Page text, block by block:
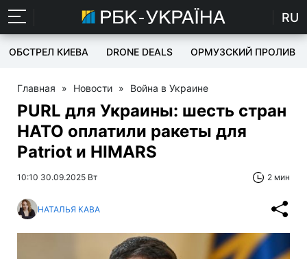
RU
ОБСТРЕЛ КИЕВА DRONE DEALS ОРМУЗСКИЙ ПРОЛИВ
Главная » Новости » Война в Украине
PURL для Украины: шесть стран
НАТО оплатили ракеты для
Patriot и HIMARS
10:10 30.09.2025 Вт 2 мин
НАТАЛЬЯ КАВА